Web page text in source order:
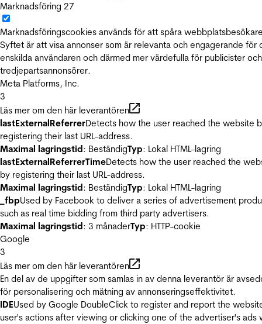
Marknadsföring 27
Marknadsföringscookies används för att spåra
Syftet är att visa annonser som är relevanta och engagerande för
enskilda användaren och därmed mer värdefulla för publicister och
tredjepartsannonsörer.
Meta Platforms, Inc.
3
Läs mer om den här leverantören
lastExternalReferrerDetects how the user reached the website
registering their last URL-address.
Maximal lagringstid: BeständigTyp: Lokal HTML-lagring
lastExternalReferrerTimeDetects how the user reached the
by registering their last URL-address.
Maximal lagringstid: BeständigTyp: Lokal HTML-lagring
_fbpUsed by Facebook to deliver a series of advertisement
such as real time bidding from third party advertisers.
Maximal lagringstid: 3 månaderTyp: HTTP-cookie
Google
3
Läs mer om den här leverantören
En del av de uppgifter som samlas in av denna leverantör är
för personalisering och mätning av annonseringseffektivitet.
IDEUsed by Google DoubleClick to register and report the
user's actions after viewing or clicking one of the advertiser's ads